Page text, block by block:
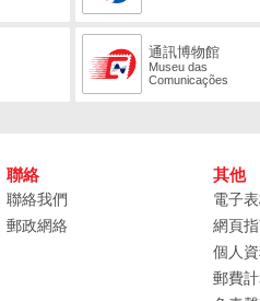
通訊博物館
Museu das
Comunicações
聯絡
聯絡我們
郵政網絡
其他
電子
網頁
個人
郵費